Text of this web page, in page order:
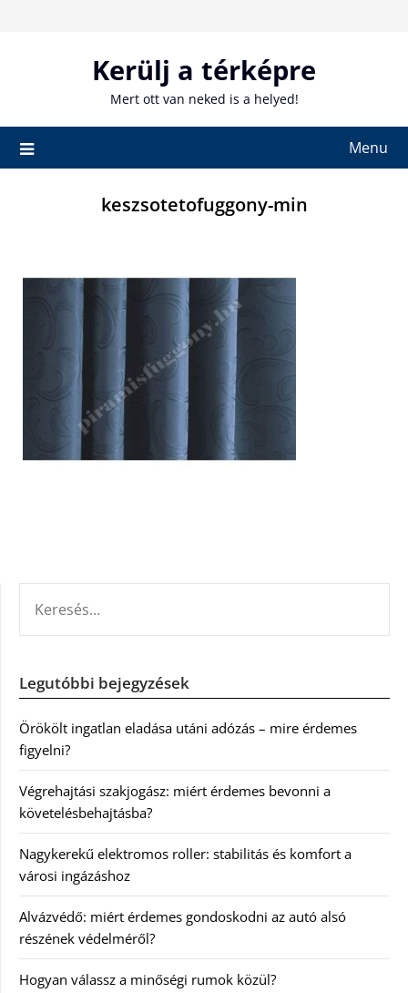
Kerülj a térképre
Mert ott van neked is a helyed!
Menu
keszsotetofuggony-min
Legutóbbi bejegyzések
Örökölt ingatlan eladása utáni adózás – mire érdemes
figyelni?
Végrehajtási szakjogász: miért érdemes bevonni a
követelésbehajtásba?
Nagykerekű elektromos roller: stabilitás és komfort a
városi ingázáshoz
Alvázvédő: miért érdemes gondoskodni az autó alsó
részének védelméről?
Hogyan válassz a minőségi rumok közül?